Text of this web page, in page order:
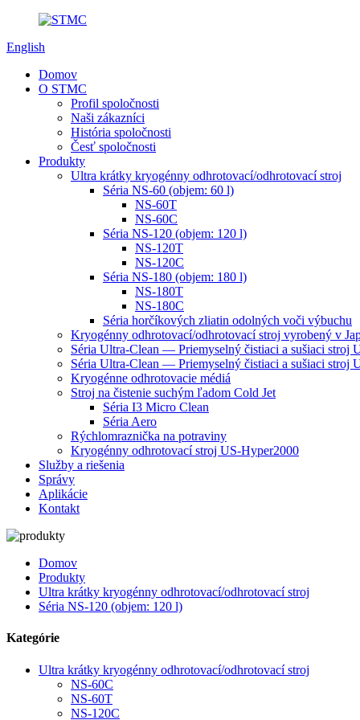
English
Domov
O STMC
Profil spoločnosti
Naši zákazníci
História spoločnosti
Česť spoločnosti
Produkty
Ultra krátky kryogénny odhrotovací/odhrotovací stroj
Séria NS-60 (objem: 60 l)
NS-60T
NS-60C
Séria NS-120 (objem: 120 l)
NS-120T
NS-120C
Séria NS-180 (objem: 180 l)
NS-180T
NS-180C
Séria horčíkových zliatin odolných voči výbuchu
Kryogénny odhrotovací/odhrotovací stroj vyrobený v
Séria Ultra-Clean — Priemyselný čistiaci a sušiaci stroj
Séria Ultra-Clean — Priemyselný čistiaci a sušiaci stroj
Kryogénne odhrotovacie médiá
Stroj na čistenie suchým ľadom Cold Jet
Séria I3 Micro Clean
Séria Aero
Rýchlomraznička na potraviny
Kryogénny odhrotovací stroj US-Hyper2000
Služby a riešenia
Správy
Aplikácie
Kontakt
Domov
Produkty
Ultra krátky kryogénny odhrotovací/odhrotovací stroj
Séria NS-120 (objem: 120 l)
Kategórie
Ultra krátky kryogénny odhrotovací/odhrotovací stroj
NS-60C
NS-60T
NS-120C